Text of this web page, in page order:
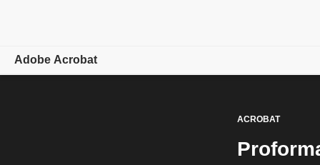
Adobe Acrobat
ACROBAT